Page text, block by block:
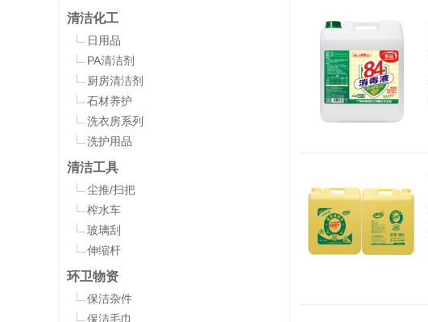
清洁化工
日用品
PA清洁剂
厨房清洁剂
石材养护
洗衣房系列
洗护用品
清洁工具
尘推/扫把
榨水车
玻璃刮
伸缩杆
环卫物资
保洁杂件
保洁毛巾